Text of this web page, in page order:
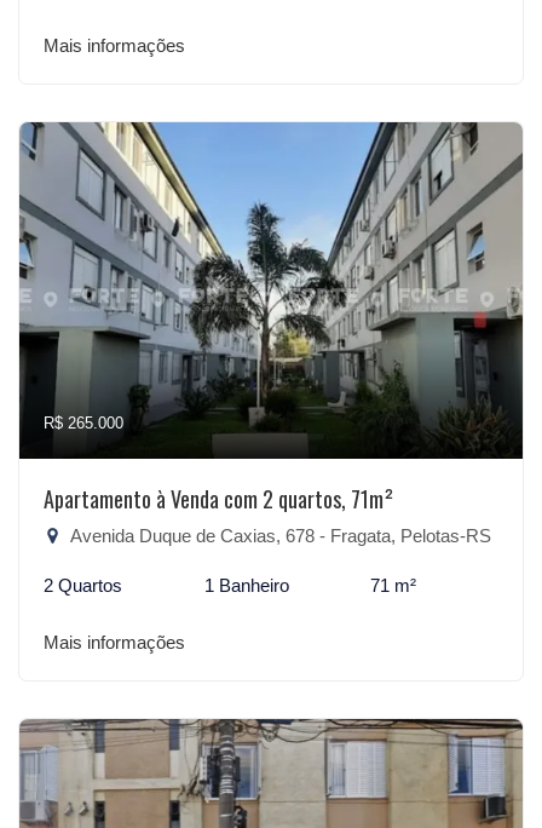
Mais informações
R$ 265.000
Apartamento à Venda com 2 quartos, 71m²
Avenida Duque de Caxias, 678 - Fragata, Pelotas-RS
2 Quartos 1 Banheiro 71 m²
Mais informações